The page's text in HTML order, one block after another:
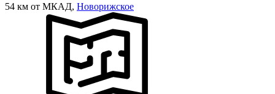
54 км от МКАД, Новорижское